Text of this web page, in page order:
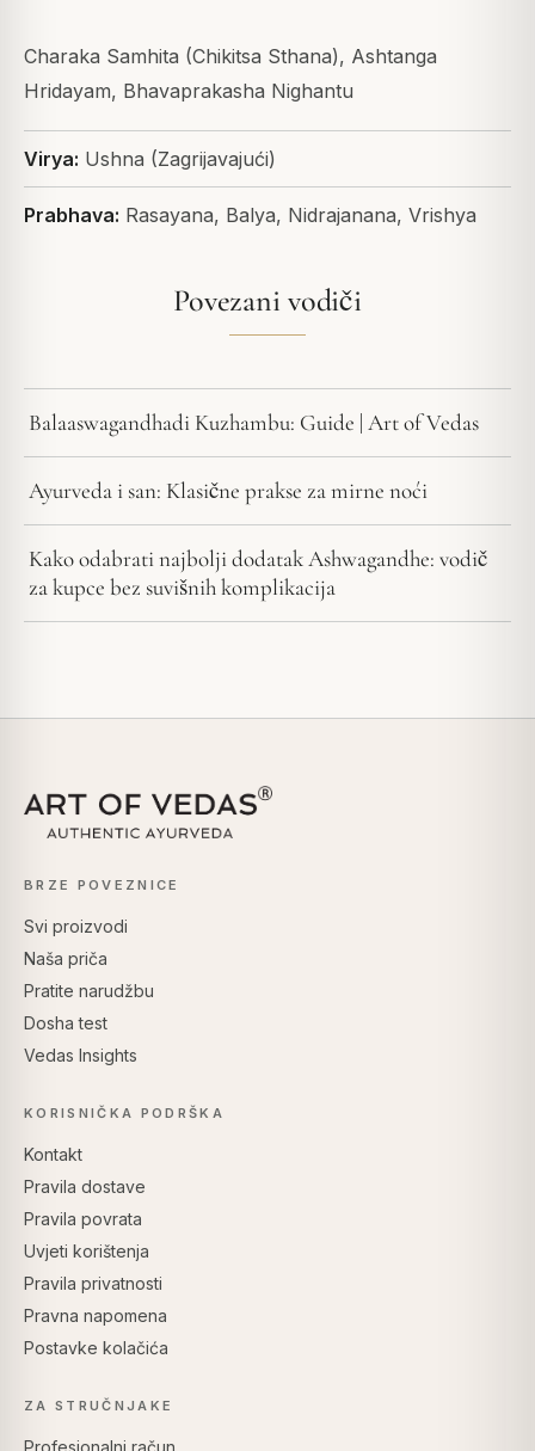
Charaka Samhita (Chikitsa Sthana), Ashtanga
Hridayam, Bhavaprakasha Nighantu
Virya: Ushna (Zagrijavajući)
Prabhava: Rasayana, Balya, Nidrajanana, Vrishya
Povezani vodiči
Balaaswagandhadi Kuzhambu: Guide | Art of Vedas
Ayurveda i san: Klasične prakse za mirne noći
Kako odabrati najbolji dodatak Ashwagandhe: vodič
za kupce bez suvišnih komplikacija
BRZE POVEZNICE
Svi proizvodi
Naša priča
Pratite narudžbu
Dosha test
Vedas Insights
KORISNIČKA PODRŠKA
Kontakt
Pravila dostave
Pravila povrata
Uvjeti korištenja
Pravila privatnosti
Pravna napomena
Postavke kolačića
ZA STRUČNJAKE
Profesionalni račun